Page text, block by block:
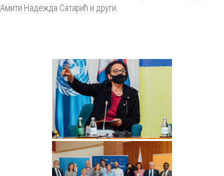
Амити Надежда Сатарић и други.